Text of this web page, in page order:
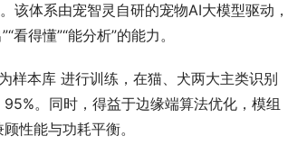
该体系由宠智灵自研的宠物AI大模型驱动，
得懂”“能分析”的能力。
样本库 进行训练，在猫、犬两大主类识别
。同时，得益于边缘端算法优化，模组
性能与功耗平衡。